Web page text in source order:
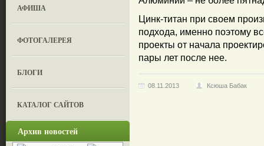
АФИША
ФОТОГАЛЕРЕЯ
БЛОГИ
КАТАЛОГ САЙТОВ
Архив новостей
Цинк-титан при своем
подхода, именно поэтому
проекты от начала
пары лет после нее.
08.11.2013 Ксюша Бабак